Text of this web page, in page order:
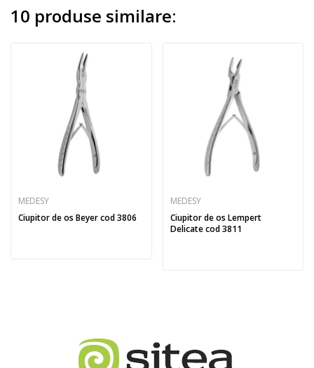
10 produse similare:
MEDESY
Ciupitor de os Beyer cod 3806
MEDESY
Ciupitor de os Lempert
Delicate cod 3811